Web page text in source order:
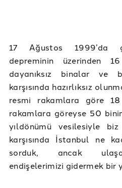
17 Ağustos 1999’da
depreminin üzerinden
dayanıksız binalar ve
karşısında hazırlıksız
resmi rakamlara göre
rakamlara göreyse 50
yıldönümü vesilesiyle
karşısında İstanbul ne
sorduk, ancak
endişelerimizi gidermek bir